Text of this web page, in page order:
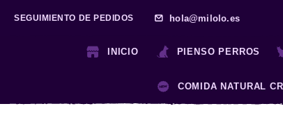
SEGUIMIENTO DE PEDIDOS hola@milolo.es
INICIO PIENSO PERROS
COMIDA NATURAL